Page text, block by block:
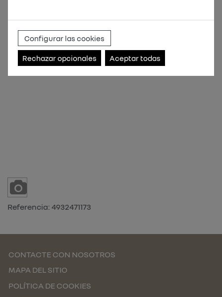
Referencia: 4932471173
CONTACTE CON NOSOTROS
MAPA DEL SITIO
POLÍTICA DE COOKIES
Configurar las cookies
Rechazar opcionales Aceptar todas